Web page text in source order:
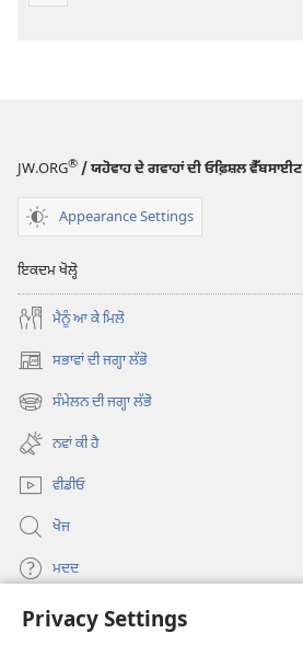
Privacy Settings
JW.ORG® / ਯਹੋਵਾਹ ਦੇ ਗਵਾਹਾਂ ਦੀ ਓਫ਼ਿਸ਼ਲ ਵੈੱਬਸਾਈਟ
Appearance Settings
ਇਕਦਮ ਖੋਲ੍ਹੋ
ਮੈਨੂੰ ਆ ਕੇ ਮਿਲੋ
ਸਭਾਵਾਂ ਦੀ ਜਗ੍ਹਾ ਲੱਭੋ
(opens
new ਸੰਮੇਲਨ ਦੀ ਜਗ੍ਹਾ ਲੱਭੋ
(opens
new
window)
ਨਵਾਂ ਕੀ ਹੈ
ਵੀਡੀਓ
ਖੋਜ
ਮਦਦ
ਦਾਨ